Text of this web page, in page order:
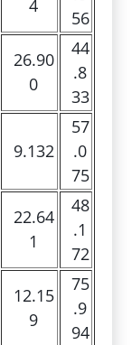
4
56
26.90
0
44
.8
33
9.132
57
.0
75
22.64
1
48
.1
72
12.15
9
75
.9
94